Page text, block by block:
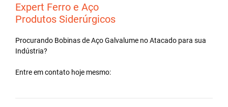
Expert Ferro e Aço
Produtos Siderúrgicos
Procurando Bobinas deAço Galvalume noAtacado para sua
Indústria?
Entre em contato hoje mesmo: